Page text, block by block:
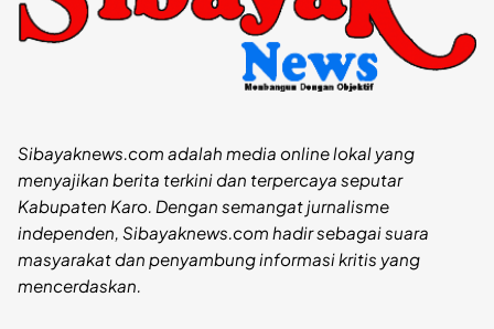
Sibayaknews.com adalah media online lokal yang
menyajikan berita terkini dan terpercaya seputar
Kabupaten Karo. Dengan semangat jurnalisme
independen, Sibayaknews.com hadir sebagai suara
masyarakat dan penyambung informasi kritis yang
mencerdaskan.